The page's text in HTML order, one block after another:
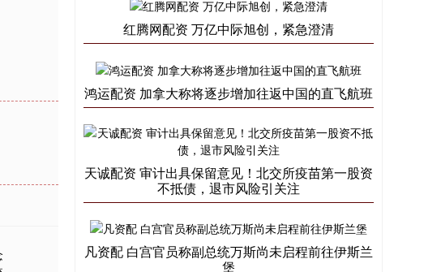
红腾网配资 万亿中际旭创，紧急澄清
鸿运配资 加拿大称将逐步增加往返中国的直飞航班
天诚配资 审计出具保留意见！北交所疫苗第一股资
不抵债，退市风险引关注
凡资配 白宫官员称副总统万斯尚未启程前往伊斯兰
堡